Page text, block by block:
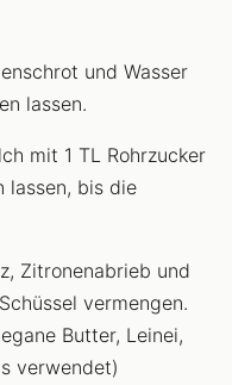
und Wasser
lassen.
mit 1 TL Rohrzucker
lassen, bis die
Zitronenabrieb und
vermengen.
Butter, Leinei,
verwendet)